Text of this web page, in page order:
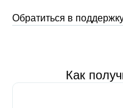
Обратиться в
Как